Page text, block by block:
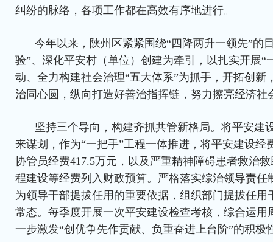
纠纷的脉络，各项工作都在高效有序地进行。
今年以来，陕州区紧紧围绕“四降两升一领先”的
验”、深化平安村（单位）创建为牵引，以扎实开展“
动、全力构建社会治理“五大体系”为抓手，开拓创新
治同心圆，纵向打造好善治指挥链，努力擦亮经济社
坚持三个导向，构建齐抓共管新格局。将平安建
来谋划，作为“一把手”工程一体推进，将平安建设经
协管员经费417.5万元，以及严重精神障碍患者救治
程建设等经费列入财政预算。严格落实综治领导责任
为领导干部提拔任用的重要依据，组织部门提拔任用
常态。每季度开展一次平安建设检查考核，综合运用
一步激发“创优争先作贡献、负重奋进上台阶”的积极